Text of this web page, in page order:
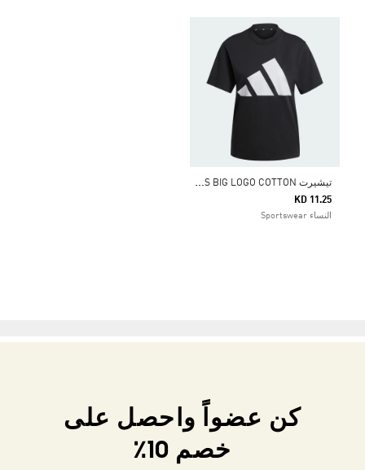
ت
يشيرت ESSENTIALS BIG LOGO COTTON
KD 11.25
النساء Sportswear
كن عضواً واحصل على
خصم 10٪